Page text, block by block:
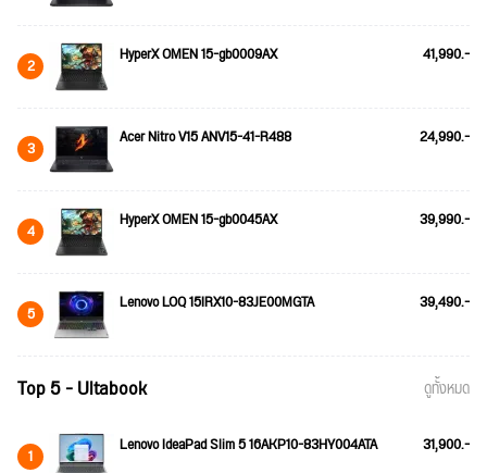
2 HyperX OMEN 15-gb0009AX 41,990.-
3 Acer Nitro V15 ANV15-41-R488 24,990.-
4 HyperX OMEN 15-gb0045AX 39,990.-
5 Lenovo LOQ 15IRX10-83JE00MGTA 39,490.-
Top 5 - Ultabook ดูทั้งหมด
1 Lenovo IdeaPad Slim 5 16AKP10-83HY004ATA 31,900.-